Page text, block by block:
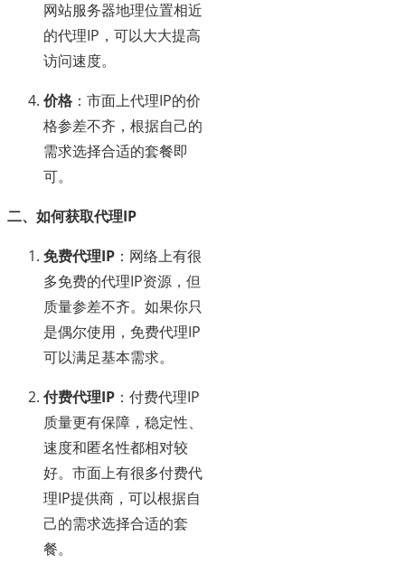
网站服务器地理位置相近
的代理IP，可以大大提高
访问速度。
价格 ：市面上代理IP的价
格参差不齐，根据自己的
需求选择合适的套餐即
可。
二、如何获取代理IP
免费代理IP ：网络上有很
多免费的代理IP资源，但
质量参差不齐。如果你只
是偶尔使用，免费代理IP
可以满足基本需求。
付费代理IP ：付费代理IP
质量更有保障，稳定性、
速度和匿名性都相对较
好。市面上有很多付费代
理IP提供商，可以根据自
己的需求选择合适的套
餐。